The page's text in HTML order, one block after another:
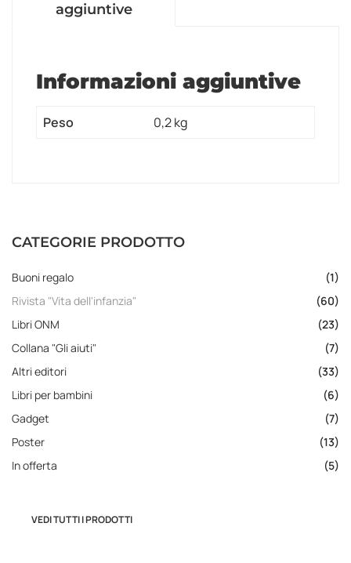
aggiuntive
Informazioni aggiuntive
Peso 0,2 kg
CATEGORIE PRODOTTO
Buoni regalo
(1)
Rivista "Vita dell'infanzia"
(60)
Libri ONM
(23)
Collana "Gli aiuti"
(7)
Altri editori
(33)
Libri per bambini
(6)
Gadget
(7)
Poster
(13)
In offerta
(5)
VEDI TUTTI I PRODOTTI